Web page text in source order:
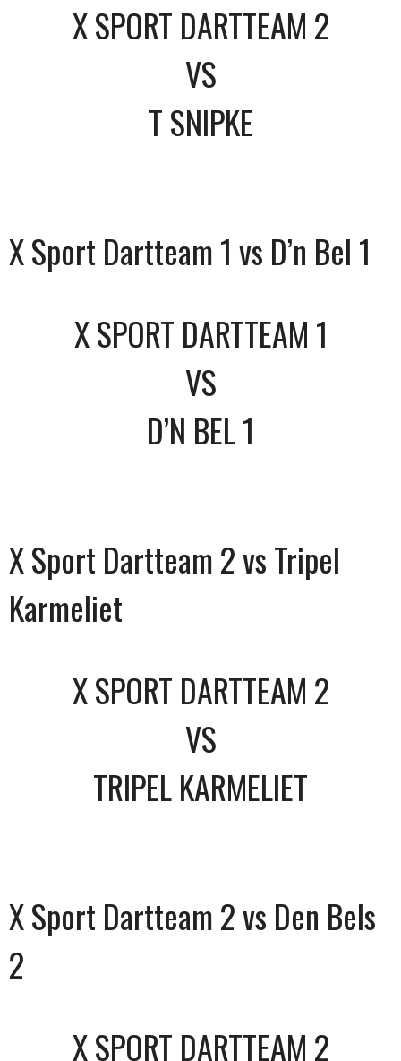
X SPORT DARTTEAM 2
VS
T SNIPKE
X Sport Dartteam 1 vs D’n Bel 1
X SPORT DARTTEAM 1
VS
D’N BEL 1
X Sport Dartteam 2 vs Tripel
Karmeliet
X SPORT DARTTEAM 2
VS
TRIPEL KARMELIET
X Sport Dartteam 2 vs Den Bels
2
X SPORT DARTTEAM 2